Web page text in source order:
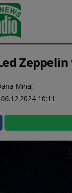
Mihai
06.12.2024 10:11